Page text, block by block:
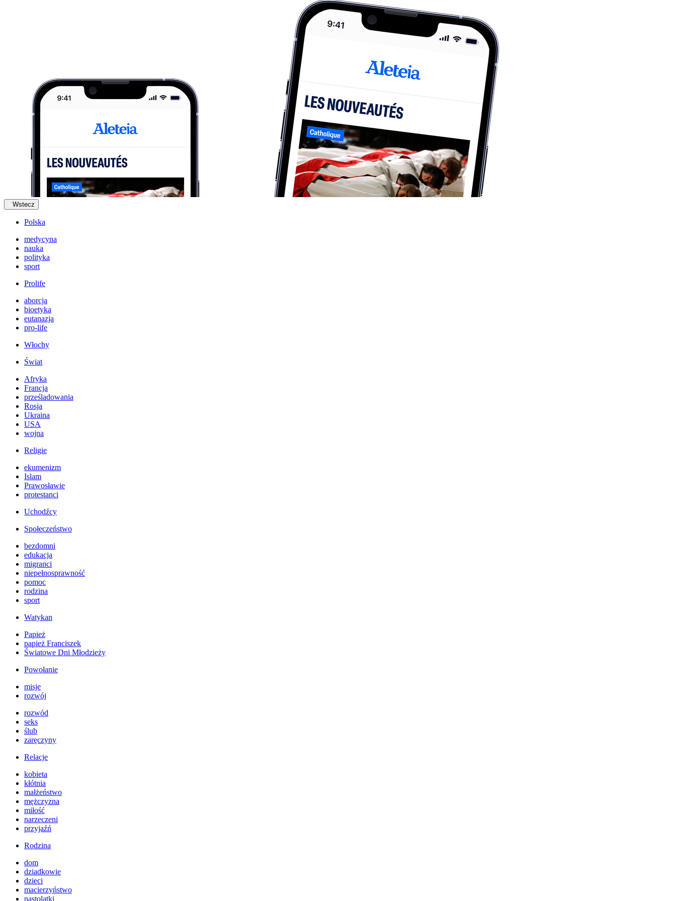
Wstecz
Polska
medycyna
nauka
polityka
sport
Prolife
aborcja
bioetyka
eutanazja
pro-life
Włochy
Świat
Afryka
Francja
prześladowania
Rosja
Ukraina
USA
wojna
Religie
ekumenizm
Islam
Prawosławie
protestanci
Uchodźcy
Społeczeństwo
bezdomni
edukacja
migranci
niepełnosprawność
pomoc
rodzina
sport
Watykan
Papież
papież Franciszek
Światowe Dni Młodzieży
Powołanie
misje
rozwój
rozwód
seks
ślub
zaręczyny
Relacje
kobieta
kłótnia
małżeństwo
mężczyzna
miłość
narzeczeni
przyjaźń
Rodzina
dom
dziadkowie
dzieci
macierzyństwo
nastolatki